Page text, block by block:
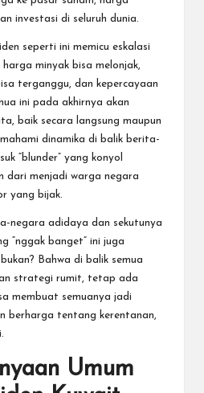
investasi di seluruh dunia.
seperti ini memicu eskalasi
minyak bisa melonjak,
terganggu, dan kepercayaan
ini pada akhirnya akan
baik secara langsung maupun
dinamika di balik berita-
“blunder” yang konyol
dari menjadi warga negara
yang bijak.
negara adidaya dan sekutunya
“nggak banget” ini juga
Bahwa di balik semua
strategi rumit, tetap ada
membuat semuanya jadi
berharga tentang kerentanan,
Umum